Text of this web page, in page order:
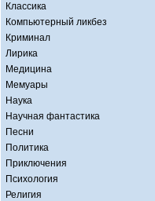
Классика
Компьютерный ликбез
Криминал
Лирика
Медицина
Мемуары
Наука
Научная фантастика
Песни
Политика
Приключения
Психология
Религия